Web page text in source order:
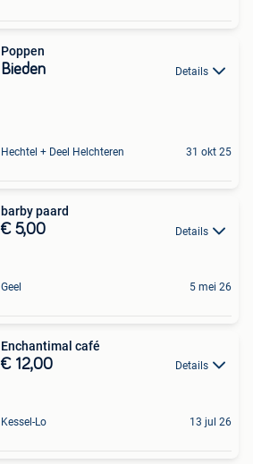
Poppen
Bieden Details
Hechtel + Deel Helchteren 31 okt 25
barby paard
€ 5,00 Details
Geel 5 mei 26
Enchantimal café
€ 12,00 Details
Kessel-Lo 13 jul 26